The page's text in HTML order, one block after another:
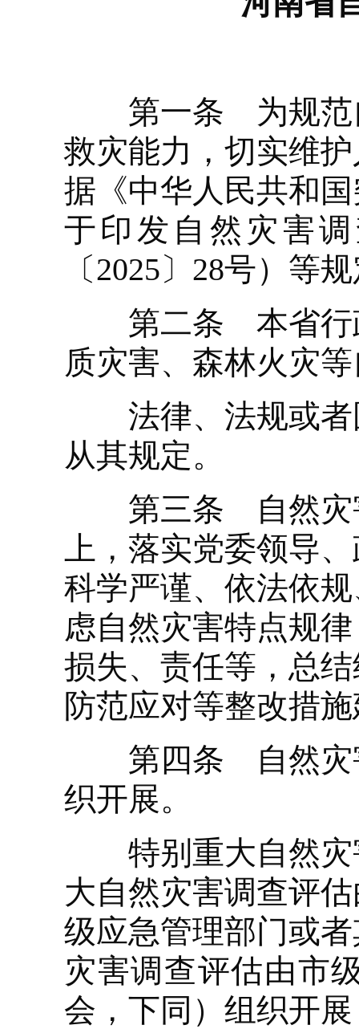
第一条 为规范自
救灾能力，切实维
据《中华人民共和
于印发自然灾害
〔2025〕28号）等
第二条 本省行政
质灾害、森林火灾
法律、法规或者
从其规定。
第三条 自然灾害
上，落实党委领导
科学严谨、依法依
虑自然灾害特点规
损失、责任等，总
防范应对等整改措
第四条 自然灾害
织开展。
特别重大自然灾
大自然灾害调查评
级应急管理部门或
灾害调查评估由市
会，下同）组织开